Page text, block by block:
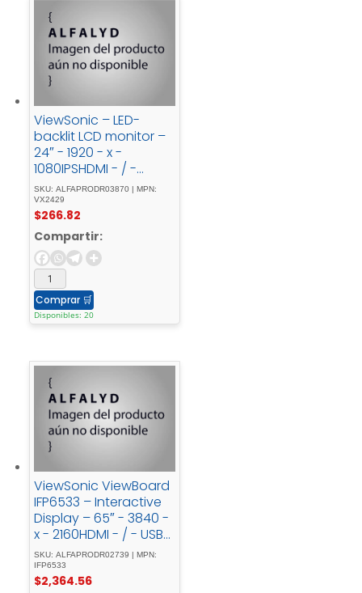
ViewSonic – LED-
backlit LCD monitor –
24″ - 1920 - x -
1080IPSHDMI - / -
DisplayPortBlack
SKU: ALFAPRODR03870 | MPN:
VX2429
$266.82
Compartir:
Comprar 🛒
Disponibles: 20
ViewSonic ViewBoard
IFP6533 – Interactive
Display – 65″ - 3840 -
x - 2160HDMI - / - USB-
CTouchscreen
SKU: ALFAPRODR02739 | MPN:
IFP6533
$2,364.56